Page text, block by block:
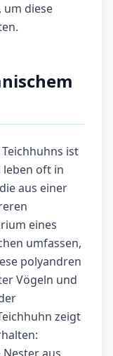
um diese
ist
leben oft in
aus einer
eines
umfassen,
polyandren
Vögeln und
zeigt